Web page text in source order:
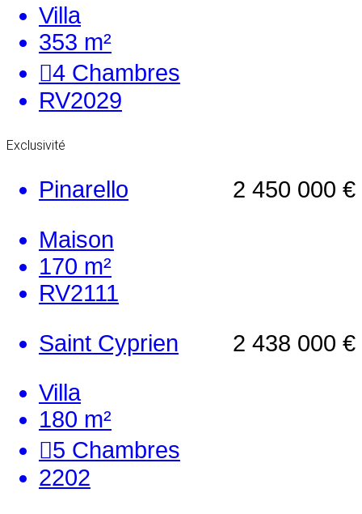
Villa
353 m²
4 Chambres
RV2029
Exclusivité
2 450 000 €
Pinarello
Maison
170 m²
RV2111
2 438 000 €
Saint Cyprien
Villa
180 m²
5 Chambres
2202